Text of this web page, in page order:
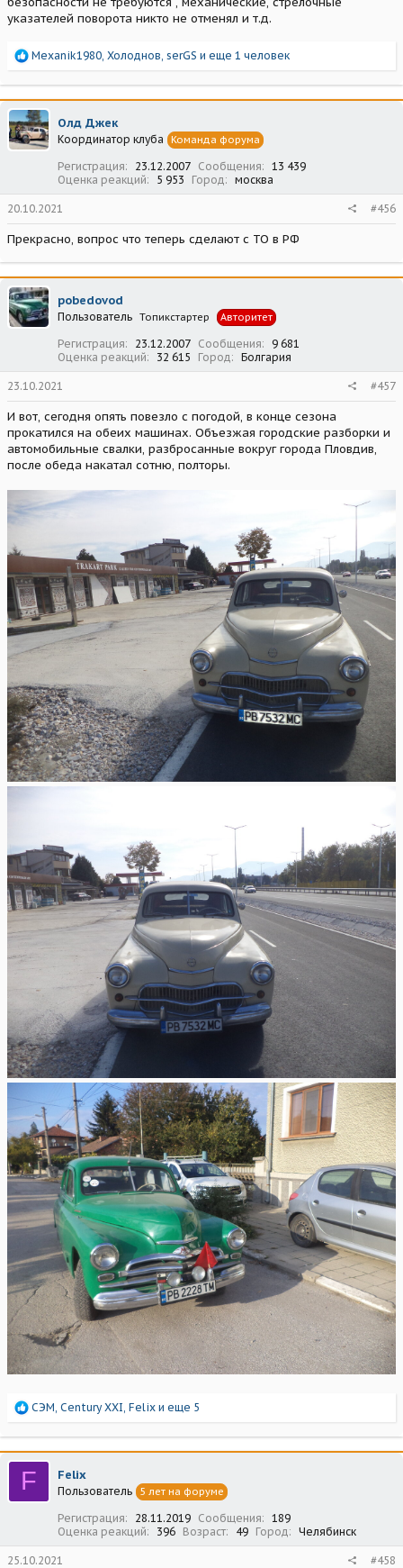
указателей поворота никто не отменял и т.д.
Р
а
к
ц
и
и
Mexanik1980 Холоднов serGS и еще 1 человек
Олд Джек
Координатор клуба Команда форума
Регистрация 23.12.2007 Сообщения
13 439
Оценка реакций
5 953 Город москва
20.10.2021 #456
Прекрасно, вопрос что теперь сделают с ТО в РФ
pobedovod
Пользователь Топикстартер Авторитет
Регистрация 23.12.2007 Сообщения
9 681
Оценка реакций
32 615 Город Болгария
23.10.2021 #457
И вот, сегодня опять повезло с погодой, в конце сезона
прокатился на обеих машинах. Объезжая городские разборки и
автомобильные свалки, разбросанные вокруг города Пловдив,
после обеда накатал сотню, полторы.
Р
а
к
ц
и
СЭМ Century XXI Felix и еще 5
F Felix
Пользователь 5 лет на форуме
Регистрация 28.11.2019 Сообщения
189
Оценка реакций
396 Возраст 49 Город Челябинск
25.10.2021 #458